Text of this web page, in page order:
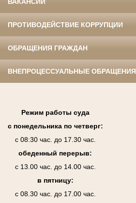
ПРОТИВОДЕЙСТВИЕ КОРРУПЦИИ
ОБРАЩЕНИЯ ГРАЖДАН
ВНЕПРОЦЕССУАЛЬНЫЕ ОБРАЩЕНИЯ
Режим работы суда
с понедельника по четверг:
с 08:30 час. до 17.30 час.
обеденный перерыв:
с 13.00 час. до 14.00 час.
в пятницу:
с 08.30 час. до 17.00 час.